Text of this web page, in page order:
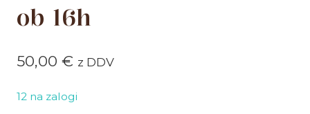
ob 16h
50,00 € z DDV
12 na zalogi